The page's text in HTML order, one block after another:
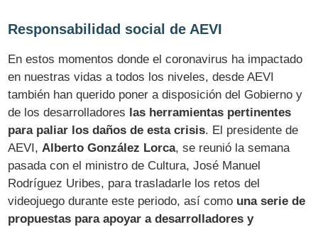
Responsabilidad social de AEVI
En estos momentos donde el coronavirus ha impactado
en nuestras vidas a todos los niveles, desde AEVI
también han querido poner a disposición del Gobierno y
de los desarrolladores las herramientas pertinentes
para paliar los daños de esta crisis. El presidente de
AEVI,Alberto González Lorca, se reunió la semana
pasada con el ministro de Cultura, José Manuel
Rodríguez Uribes, para trasladarle los retos del
videojuego durante este periodo, así como una serie de
propuestas para apoyar a desarrolladores y